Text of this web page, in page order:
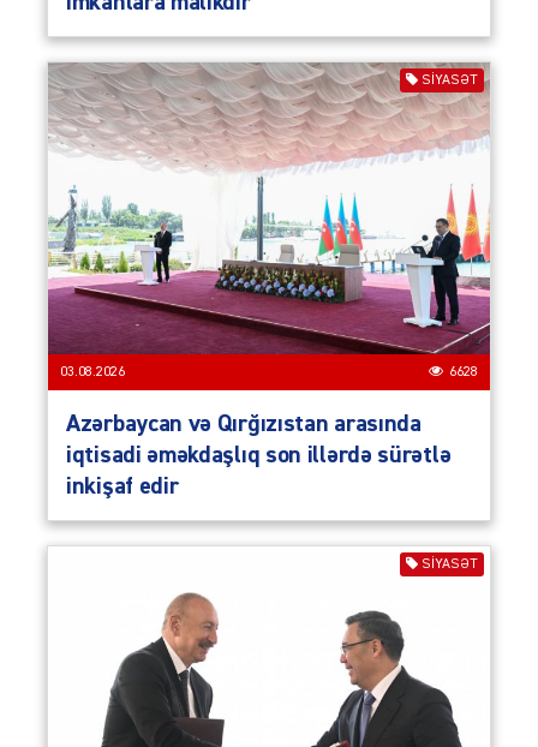
SIYASƏT
03.08.2026 6628
Azərbaycan və Qırğızıstan arasında
iqtisadi əməkdaşlıq son illərdə sürətlə
inkişaf edir
SIYASƏT